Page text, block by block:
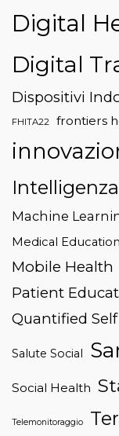
Digital
Digital
Dispositivi
FHITA22 frontiers
Machine
Medical Education
Mobile Health
Patient
Quantified Self
Salute Social
Social Health
Telemonitoraggio